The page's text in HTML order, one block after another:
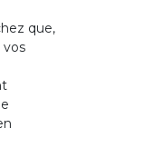
que,